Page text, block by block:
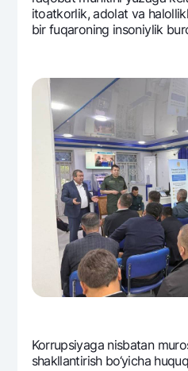
itoatkorlik, adolat va
bir fuqaroning insoniylik
Korrupsiyaga nisbatan
shakllantirish bo‘yicha